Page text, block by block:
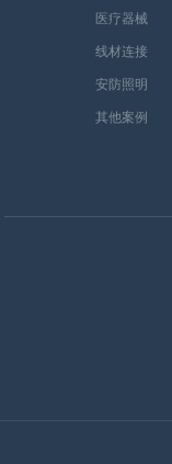
医疗器械
线材连接
安防照明
其他案例